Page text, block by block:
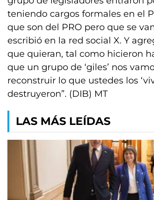
teniendo cargos formales en el
que son del PRO pero que se
escribió en la red social X. Y
que quieran, tal como hicieron
que un grupo de ‘giles’ nos
reconstruir lo que ustedes los
destruyeron”. (DIB) MT
LAS MÁS LEÍDAS